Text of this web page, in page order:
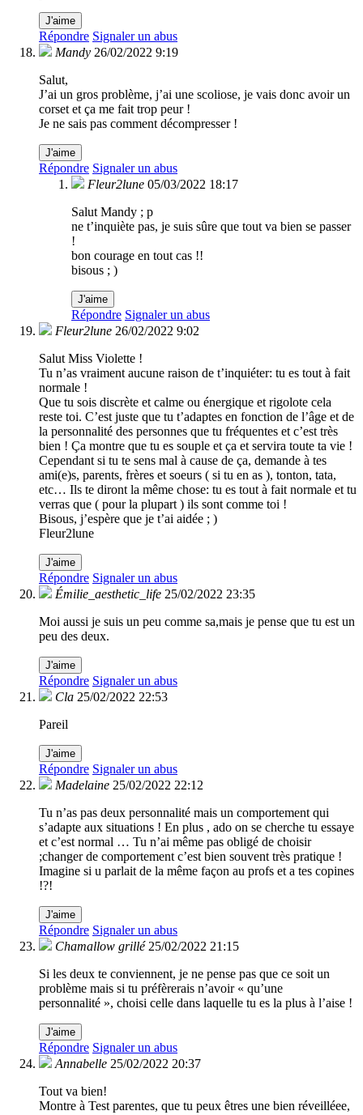
J'aime
Répondre Signaler un abus
Mandy 26/02/2022 9:19
Salut,
J’ai un gros problème, j’ai une scoliose, je vais donc avoir un
corset et ça me fait trop peur !
Je ne sais pas comment décompresser !
J'aime
Répondre Signaler un abus
Fleur2lune 05/03/2022 18:17
Salut Mandy ; p
ne t’inquiète pas, je suis sûre que tout va bien se passer
!
bon courage en tout cas !!
bisous ; )
J'aime
Répondre Signaler un abus
Fleur2lune 26/02/2022 9:02
Salut Miss Violette !
Tu n’as vraiment aucune raison de t’inquiéter: tu es tout à fait
normale !
Que tu sois discrète et calme ou énergique et rigolote cela
reste toi. C’est juste que tu t’adaptes en fonction de l’âge et de
la personnalité des personnes que tu fréquentes et c’est très
bien ! Ça montre que tu es souple et ça et servira toute ta vie !
Cependant si tu te sens mal à cause de ça, demande à tes
ami(e)s, parents, frères et soeurs ( si tu en as ), tonton, tata,
etc… Ils te diront la même chose: tu es tout à fait normale et tu
verras que ( pour la plupart ) ils sont comme toi !
Bisous, j’espère que je t’ai aidée ; )
Fleur2lune
J'aime
Répondre Signaler un abus
Émilie_aesthetic_life 25/02/2022 23:35
Moi aussi je suis un peu comme sa,mais je pense que tu est un
peu des deux.
J'aime
Répondre Signaler un abus
Cla 25/02/2022 22:53
Pareil
J'aime
Répondre Signaler un abus
Madelaine 25/02/2022 22:12
Tu n’as pas deux personnalité mais un comportement qui
s’adapte aux situations ! En plus , ado on se cherche tu essaye
et c’est normal … Tu n’ai même pas obligé de choisir
;changer de comportement c’est bien souvent très pratique !
Imagine si u parlait de la même façon au profs et a tes copines
!?!
J'aime
Répondre Signaler un abus
Chamallow grillé 25/02/2022 21:15
Si les deux te conviennent, je ne pense pas que ce soit un
problème mais si tu préfèrerais n’avoir « qu’une
personnalité », choisi celle dans laquelle tu es la plus à l’aise !
J'aime
Répondre Signaler un abus
Annabelle 25/02/2022 20:37
Tout va bien!
Montre à Test parentes, que tu peux êtres une bien réveilléee,